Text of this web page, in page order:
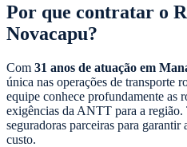
Por que contratar o
Novacapu?
Com 31 anos de atuação em
única nas operações de transporte
equipe conhece profundamente as
exigências da ANTT para a região.
seguradoras parceiras para
custo.